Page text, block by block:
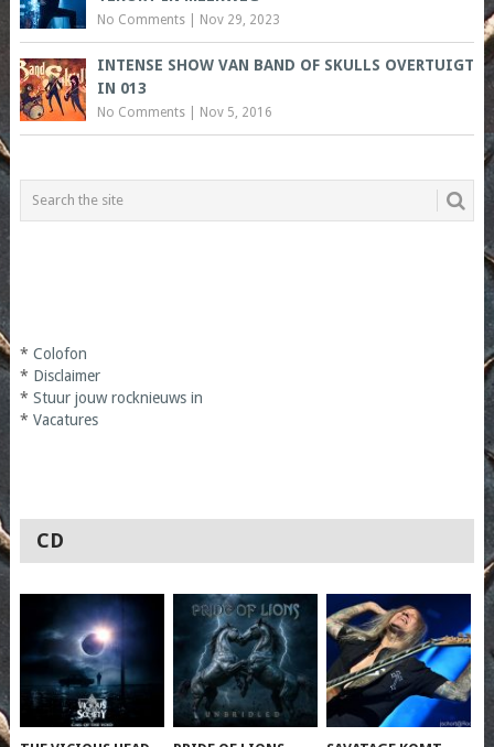
No Comments| Nov 29, 2023
INTENSE SHOW VAN BAND OF SKULLS OVERTUIGT
IN 013
No Comments| Nov 5, 2016
* Colofon
* Disclaimer
* Stuur jouw rocknieuws in
* Vacatures
CD